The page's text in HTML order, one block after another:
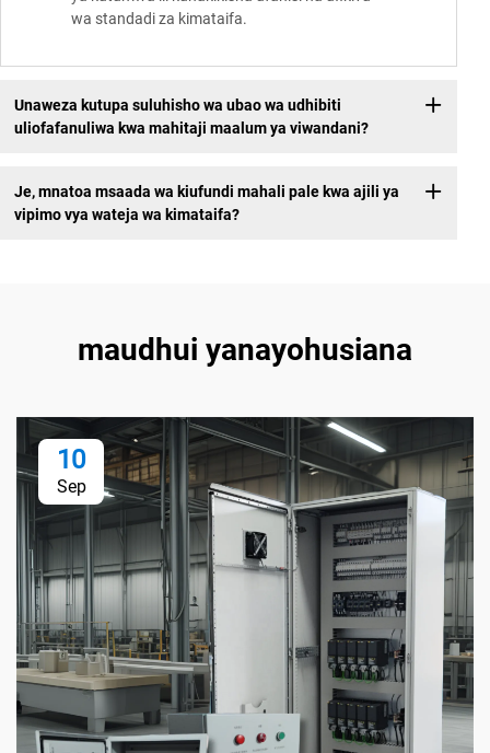
wa standadi za kimataifa.
Unaweza kutupa suluhisho wa ubao wa udhibiti
uliofafanuliwa kwa mahitaji maalum ya viwandani?
Je, mnatoa msaada wa kiufundi mahali pale kwa ajili ya
vipimo vya wateja wa kimataifa?
maudhui yanayohusiana
10
Sep